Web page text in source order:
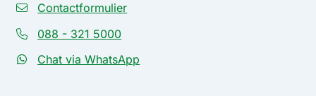
Contactformulier
088 - 321 5000
Chat via WhatsApp